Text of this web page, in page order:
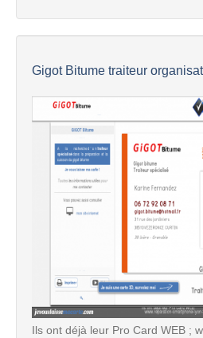
Gigot Bitume traiteur
Ils ont déjà leur Pro Card WEB ;